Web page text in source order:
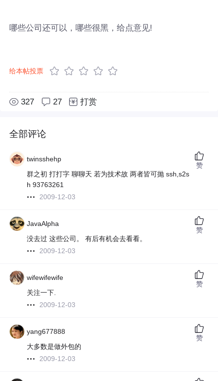
哪些公司还可以，哪些很黑，给点意见!
给本帖投票
327 27 打赏
全部评论
twinsshehp
群之初 打打字 聊聊天 若为技术故 两者皆可抛 ssh,s2s
h 93763261
2009-12-03
赞
JavaAlpha
没去过 这些公司。 有后有机会去看看。
2009-12-03
赞
wifewifewife
关注一下.
2009-12-03
赞
yang677888
大多数是做外包的
2009-12-03
赞